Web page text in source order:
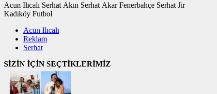
Acun Ilıcalı Serhat Akın Serhat Akar Fenerbahçe Serhat Jir
Kadıköy Futbol
Acun Ilıcalı
Reklam
Serhat
SİZİN İÇİN SEÇTİKLERİMİZ